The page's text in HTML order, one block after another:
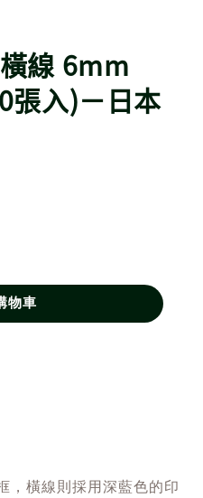
線 6mm
張入)－日本
物車
，橫線則採用深藍色的印